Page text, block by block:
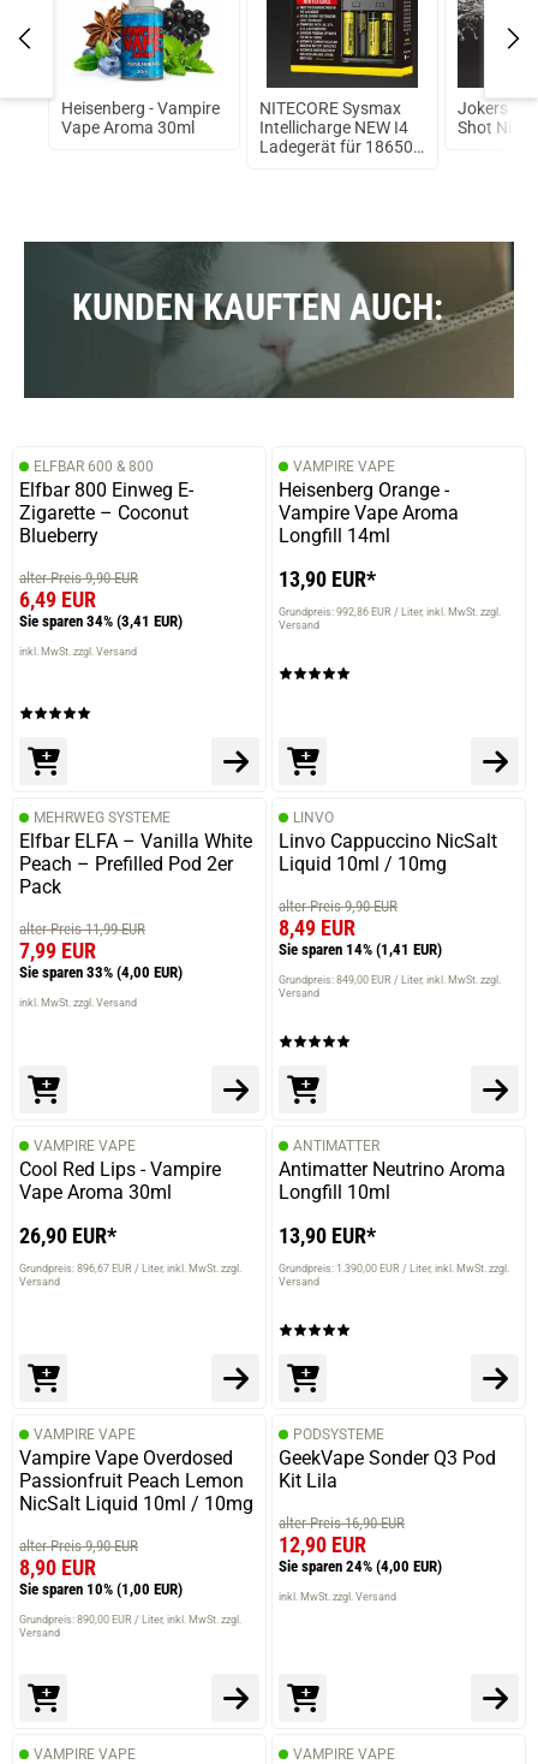
Heisenberg - Vampire
Vape Aroma 30ml
NITECORE Sysmax
Intellicharge NEW I4
Ladegerät für 18650
Jokers
Shot
KUNDEN KAUFTEN AUCH:
ELFBAR 600 & 800
Elfbar 800 Einweg E-
Zigarette – Coconut
Blueberry
alter Preis 9,90 EUR
6,49 EUR
Sie sparen 34% (3,41 EUR)
inkl. MwSt. zzgl. Versand
VAMPIRE VAPE
Heisenberg Orange -
Vampire Vape Aroma
Longfill 14ml
13,90 EUR*
Grundpreis: 992,86 EUR / Liter inkl. MwSt. zzgl.
Versand
MEHRWEG SYSTEME
Elfbar ELFA – Vanilla White
Peach – Prefilled Pod 2er
Pack
alter Preis 11,99 EUR
7,99 EUR
Sie sparen 33% (4,00 EUR)
inkl. MwSt. zzgl. Versand
LINVO
Linvo Cappuccino NicSalt
Liquid 10ml / 10mg
alter Preis 9,90 EUR
8,49 EUR
Sie sparen 14% (1,41 EUR)
Grundpreis: 849,00 EUR / Liter inkl. MwSt. zzgl.
Versand
VAMPIRE VAPE
Cool Red Lips - Vampire
Vape Aroma 30ml
26,90 EUR*
Grundpreis: 896,67 EUR / Liter inkl. MwSt. zzgl.
Versand
ANTIMATTER
Antimatter Neutrino Aroma
Longfill 10ml
13,90 EUR*
Grundpreis: 1.390,00 EUR / Liter inkl. MwSt. zzgl.
Versand
VAMPIRE VAPE
Vampire Vape Overdosed
Passionfruit Peach Lemon
NicSalt Liquid 10ml / 10mg
alter Preis 9,90 EUR
8,90 EUR
Sie sparen 10% (1,00 EUR)
Grundpreis: 890,00 EUR / Liter inkl. MwSt. zzgl.
Versand
PODSYSTEME
GeekVape Sonder Q3 Pod
Kit Lila
alter Preis 16,90 EUR
12,90 EUR
Sie sparen 24% (4,00 EUR)
inkl. MwSt. zzgl. Versand
VAMPIRE VAPE VAMPIRE VAPE